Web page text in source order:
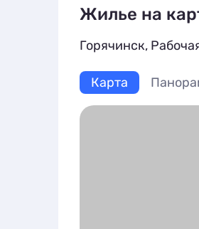
Жилье на
Горячинск,
Карта